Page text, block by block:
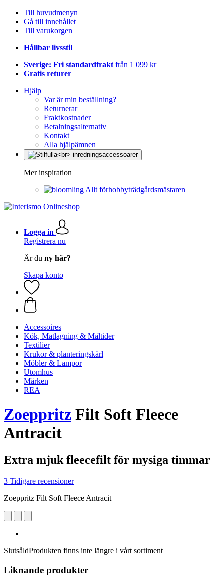
Till huvudmenyn
Gå till innehållet
Till varukorgen
Hållbar livsstil
Sverige: Fri standardfrakt från 1 099 kr
Gratis returer
Hjälp
Var är min beställning?
Returnerar
Fraktkostnader
Betalningsalternativ
Kontakt
Alla hjälpämnen
Mer inspiration
Allt förhobbyträdgårdsmästaren
Logga in
Registrera nu
Är du ny här?
Skapa konto
Accessoires
Kök, Matlagning & Måltider
Textilier
Krukor & planteringskärl
Möbler & Lampor
Utomhus
Märken
REA
Zoeppritz Filt Soft Fleece
Antracit
Extra mjuk fleecefilt för mysiga timmar
3 Tidigare recensioner
Zoeppritz Filt Soft Fleece Antracit
SlutsåldProdukten finns inte längre i vårt sortiment
Liknande produkter